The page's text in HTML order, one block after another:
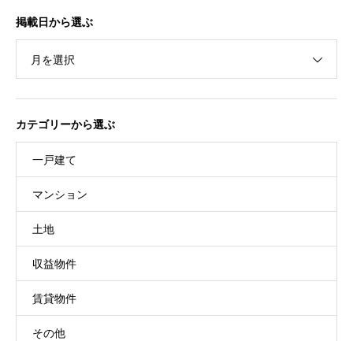
掲載日から選ぶ
月を選択
カテゴリーから選ぶ
一戸建て
マンション
土地
収益物件
賃貸物件
その他